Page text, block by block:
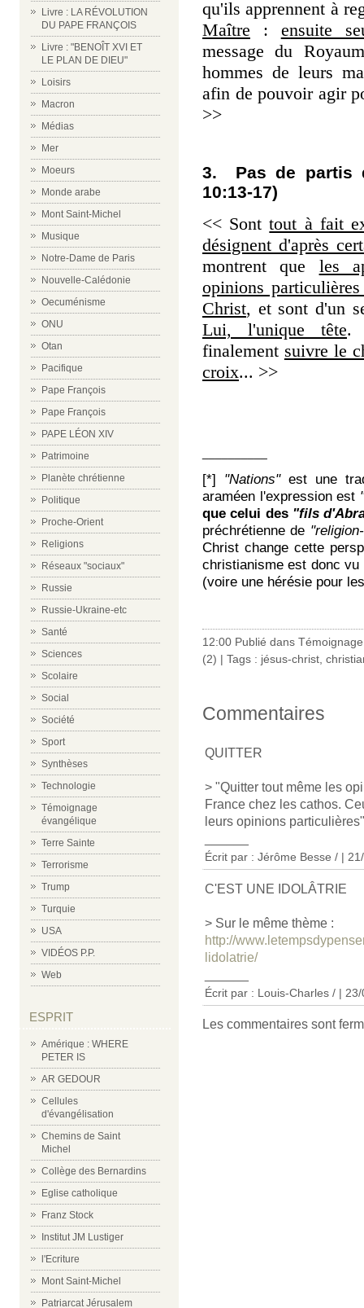
Livre : LA RÉVOLUTION
DU PAPE FRANÇOIS
Livre : "BENOÎT XVI ET
LE PLAN DE DIEU"
Loisirs
Macron
Médias
Mer
Moeurs
Monde arabe
Mont Saint-Michel
Musique
Notre-Dame de Paris
Nouvelle-Calédonie
Oecuménisme
ONU
Otan
Pacifique
Pape François
Pape François
PAPE LÉON XIV
Patrimoine
Planète chrétienne
Politique
Proche-Orient
Religions
Réseaux "sociaux"
Russie
Russie-Ukraine-etc
Santé
Sciences
Scolaire
Social
Société
Sport
Synthèses
Technologie
Témoignage
évangélique
Terre Sainte
Terrorisme
Trump
Turquie
USA
VIDÉOS P.P.
Web
ESPRIT
Amérique : WHERE
PETER IS
AR GEDOUR
Cellules
d'évangélisation
Chemins de Saint
Michel
Collège des Bernardins
Eglise catholique
Franz Stock
Institut JM Lustiger
l'Ecriture
Mont Saint-Michel
Patriarcat Jérusalem
qu'ils apprennent à
Maître : ensuite
message du
hommes de leurs
afin de pouvoir agir
>>
3. Pas de partis
10:13-17)
<< Sonttout à fait
désignent d'après
montrent que les
opinions particulières
Christ, et sont d'un
Lui, l'unique tête.
finalement suivre le
croix... >>
[*] "Nations"est une
araméen l'expression est
que celui des "fils
préchrétienne de
Christ change cette
christianisme est donc
(voire une hérésie pour
12:00 Publié dans
(2) | Tags : jésus-christ
Commentaires
QUITTER
> "Quitter tout même les
France chez les cathos.
leurs opinions
Écrit par : Jérôme Besse / |
C'EST UNE IDOLÂTRIE
> Sur le même thème :
http://
lidolatrie/
Écrit par : Louis-Charles / |
Les commentaires sont